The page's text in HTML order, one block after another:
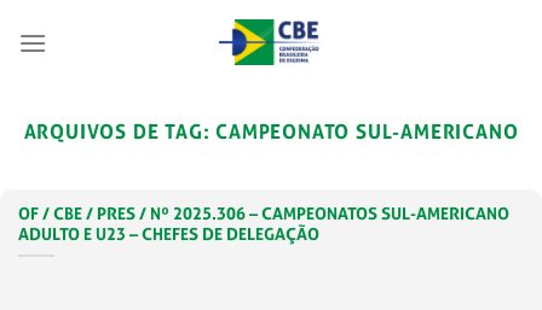
ARQUIVOS DE TAG:CAMPEONATO SUL-AMERICANO
OF / CBE / PRES / Nº 2025.306 – CAMPEONATOS SUL-AMERICANO
ADULTO E U23 – CHEFES DE DELEGAÇÃO